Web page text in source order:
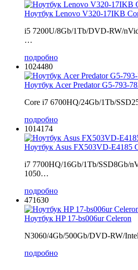
Ноутбук Lenovo V320-17IKB
i5 7200U/8Gb/1Tb/DVD-RW/
…
подробно
1024480
Ноутбук Acer Predator G5-793-
Core i7 6700HQ/24Gb/1Tb/
подробно
1014174
Ноутбук Asus FX503VD-E4185
i7 7700HQ/16Gb/1Tb/SSD8Gb/
1050…
подробно
471630
Ноутбук HP 17-bs006ur Celeron
N3060/4Gb/500Gb/DVD-RW/
подробно